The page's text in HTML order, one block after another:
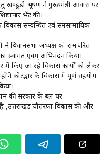
खण्डूडी भूषण ने मुख्यमंत्री आवास पर
भेंट की।
सम्बन्धित एवं समसामायिक
ने विधानसभा अध्यक्ष को रामचरित
स्वागत एवम् अभिनंदन किया।
में किए जा रहे विकास कार्यों को लेकर
कोटद्वार के विकास में पूर्ण सहयोग
की सरकार के बल पर
,उत्तराखंड चौतरफ़ा विकास की और